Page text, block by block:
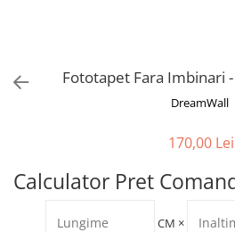
Fototapet Fara Imbinari
DreamWall
170,00 Lei
Calculator Pret
CM ×